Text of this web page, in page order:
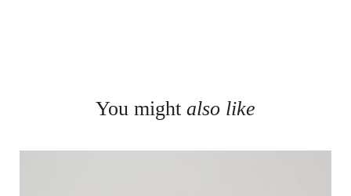
You might also like